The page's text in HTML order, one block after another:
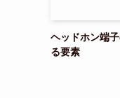
ヘッドホン端
る要素